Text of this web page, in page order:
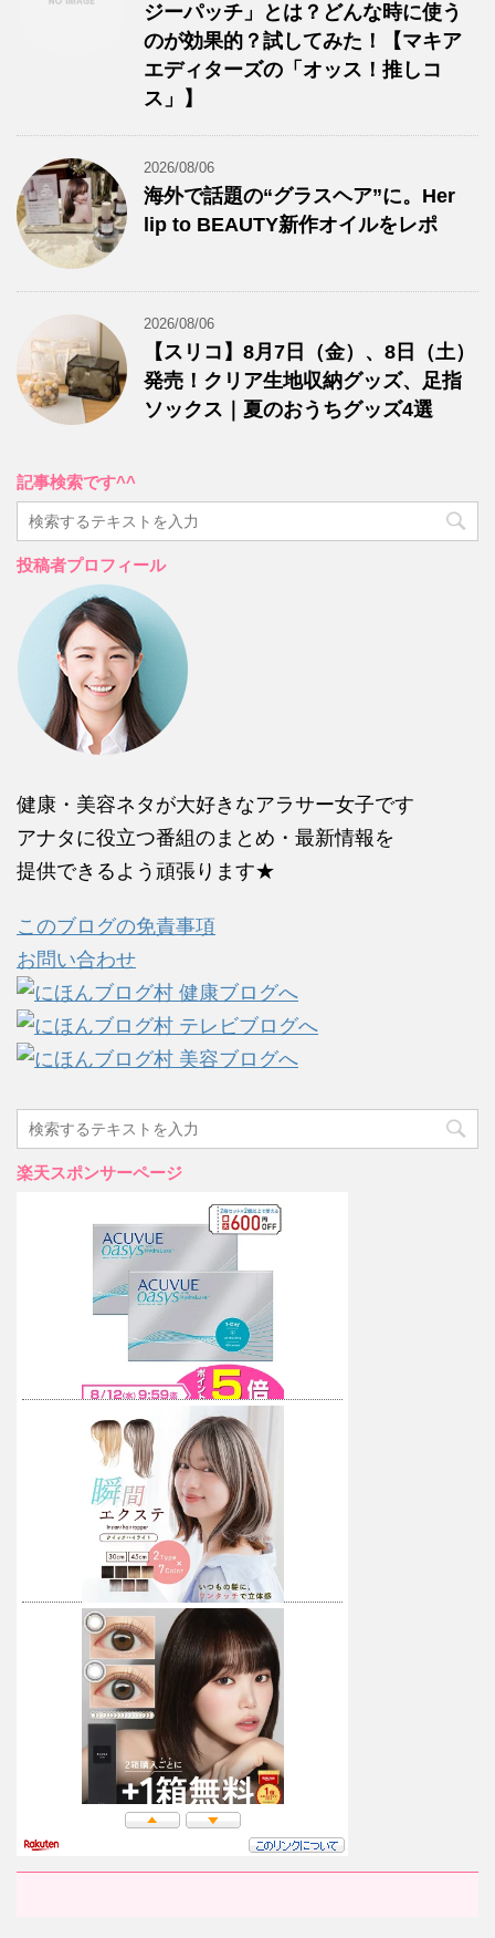
ジーパッチ」とは？どんな時に使う
のが効果的？試してみた！【マキア
エディターズの「オッス！推しコ
ス」】
2026/08/06
海外で話題の“グラスヘア”に。Her
lip to BEAUTY新作オイルをレポ
2026/08/06
【スリコ】8月7日（金）、8日（土）
発売！クリア生地収納グッズ、足指
ソックス｜夏のおうちグッズ4選
記事検索です^^
投稿者プロフィール
健康・美容ネタが大好きなアラサー女子です
アナタに役立つ番組のまとめ・最新情報を
提供できるよう頑張ります★
このブログの免責事項
お問い合わせ
楽天スポンサーページ